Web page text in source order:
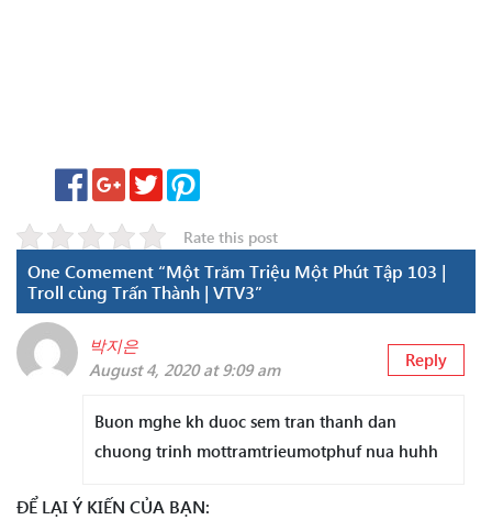
Rate this post
One Comement “Một Trăm Triệu Một Phút Tập 103 |
Troll cùng Trấn Thành | VTV3”
박지은
August 4, 2020 at 9:09 am
Reply
Buon mghe kh duoc sem tran thanh dan
chuong trinh mottramtrieumotphuf nua huhh
ĐỂ LẠI Ý KIẾN CỦA BẠN: